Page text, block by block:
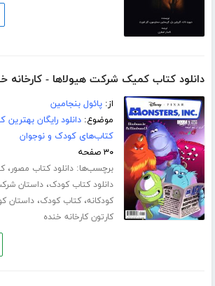
دانلود کتاب کمیک شرکت هیولاها - کارخانه
از:پائول بنجامین
موضوع:دانلود رایگان
کتاب‌های کودک و نوجوان
۳۰ صفحه
برچسب‌ها:دانلود کتاب مصور،
دانلود کتاب کودک،داستان
کودکانه،کتاب کودک،داستان
کارتون کارخانه خنده